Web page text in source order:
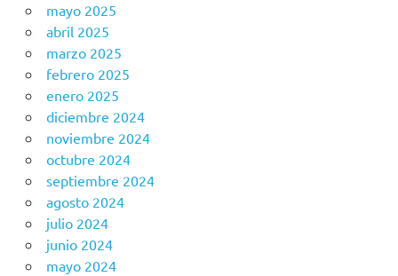
mayo 2025
abril 2025
marzo 2025
febrero 2025
enero 2025
diciembre 2024
noviembre 2024
octubre 2024
septiembre 2024
agosto 2024
julio 2024
junio 2024
mayo 2024